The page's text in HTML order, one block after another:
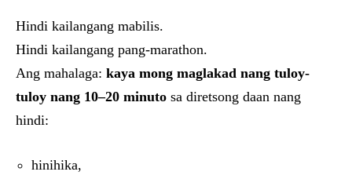
Hindi kailangang mabilis.
Hindi kailangang pang-marathon.
Ang mahalaga: kaya mong maglakad nang tuloy-
tuloy nang 10–20 minuto sa diretsong daan nang
hindi:
hinihika,